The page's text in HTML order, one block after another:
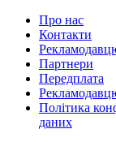
Про нас
Контакти
Партнери
Передплата
Політика
даних